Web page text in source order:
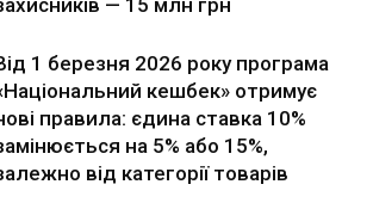
— 15 млн грн
1 березня 2026 року програма
кешбек» отримує
правила: єдина ставка 10%
на 5% або 15%,
від категорії товарів